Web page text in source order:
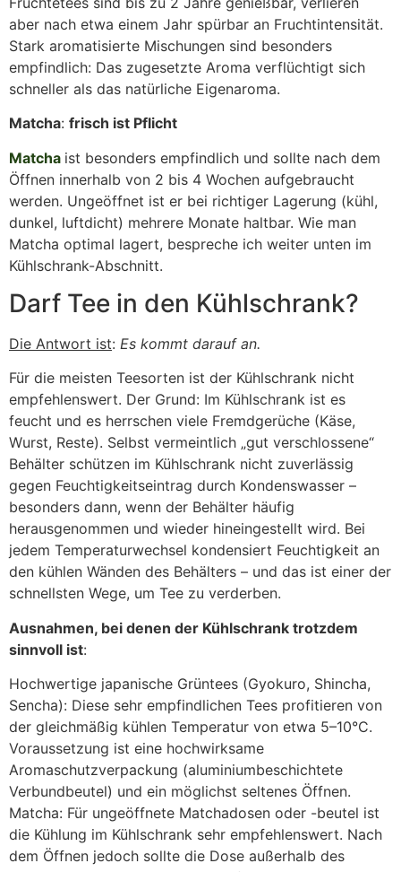
aber nach etwa einem Jahr spürbar an Fruchtintensität.
Stark aromatisierte Mischungen sind besonders
empfindlich: Das zugesetzte Aroma verflüchtigt sich
schneller als das natürliche Eigenaroma.
Matcha: frisch ist Pflicht
Matcha ist besonders empfindlich und sollte nach dem
Öffnen innerhalb von 2 bis 4 Wochen aufgebraucht
werden. Ungeöffnet ist er bei richtiger Lagerung (kühl,
dunkel, luftdicht) mehrere Monate haltbar. Wie man
Matcha optimal lagert, bespreche ich weiter unten im
Kühlschrank-Abschnitt.
Darf Tee in den Kühlschrank?
Die Antwort ist: Es kommt darauf an.
Für die meisten Teesorten ist der Kühlschrank nicht
empfehlenswert. Der Grund: Im Kühlschrank ist es
feucht und es herrschen viele Fremdgerüche (Käse,
Wurst, Reste). Selbst vermeintlich „gut verschlossene“
Behälter schützen im Kühlschrank nicht zuverlässig
gegen Feuchtigkeitseintrag durch Kondenswasser –
besonders dann, wenn der Behälter häufig
herausgenommen und wieder hineingestellt wird. Bei
jedem Temperaturwechsel kondensiert Feuchtigkeit an
den kühlen Wänden des Behälters – und das ist einer der
schnellsten Wege, um Tee zu verderben.
Ausnahmen, bei denen der Kühlschrank trotzdem
sinnvoll ist:
Hochwertige japanische Grüntees (Gyokuro, Shincha,
Sencha): Diese sehr empfindlichen Tees profitieren von
der gleichmäßig kühlen Temperatur von etwa 5–10°C.
Voraussetzung ist eine hochwirksame
Aromaschutzverpackung (aluminiumbeschichtete
Verbundbeutel) und ein möglichst seltenes Öffnen.
Matcha: Für ungeöffnete Matchadosen oder -beutel ist
die Kühlung im Kühlschrank sehr empfehlenswert. Nach
dem Öffnen jedoch sollte die Dose außerhalb des